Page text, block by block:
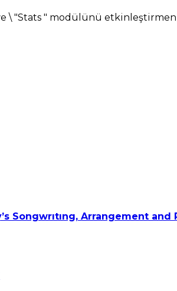
\ "Stats " modülünü
Songwrıtıng, Arrangement and